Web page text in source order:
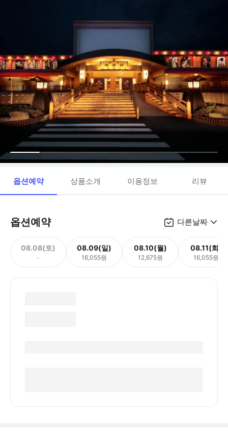
옵션예약 상품소개 이용정보 리뷰
옵션예약 다른날짜
08.08(토)
-
08.09(일)
16,055원
08.10(월)
12,675원
08.11(화)
16,055원